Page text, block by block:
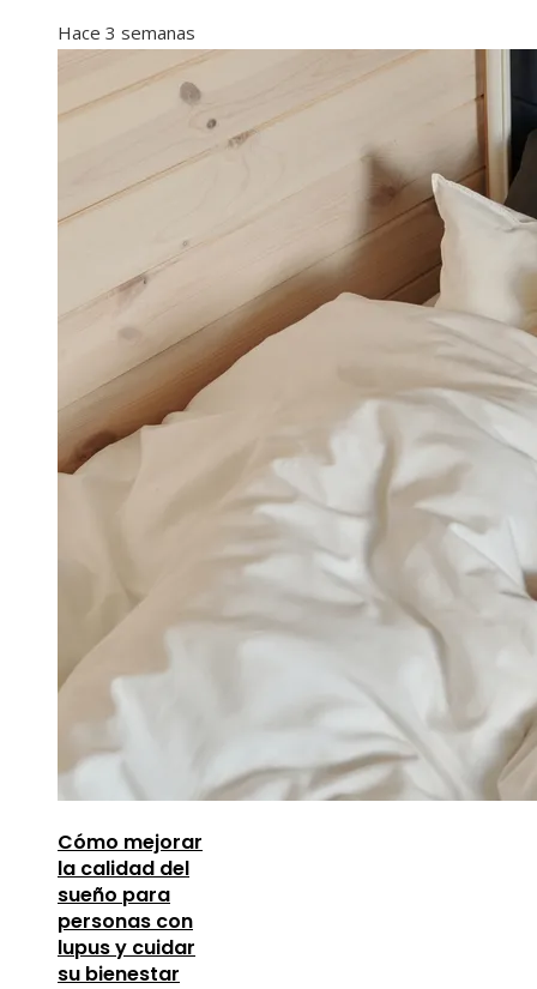
Hace 3 semanas
Cómo mejorar
la calidad del
sueño para
personas con
lupus y cuidar
su bienestar